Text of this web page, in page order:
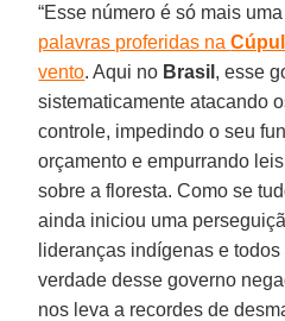
“Esse número é só mais
palavras proferidas na
vento. Aqui no Brasil , esse
sistematicamente atacando
controle, impedindo o seu
orçamento e empurrando
sobre a floresta. Como se
ainda iniciou uma
lideranças indígenas e
verdade desse governo
nos leva a recordes de